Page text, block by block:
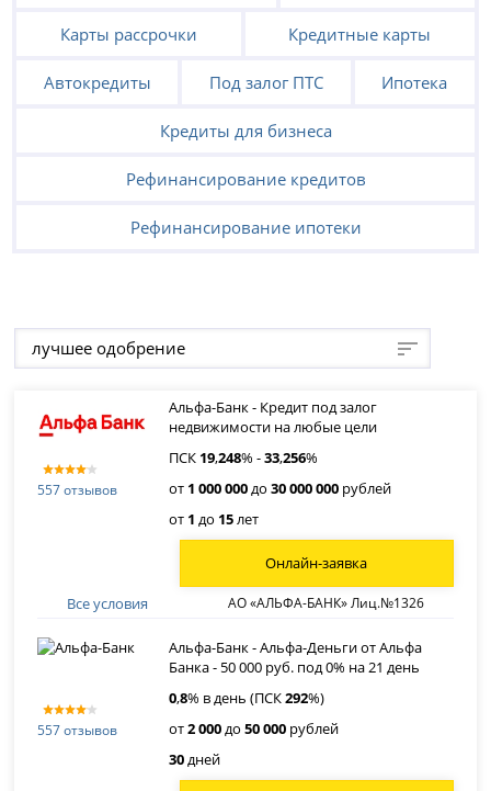
Карты рассрочки Кредитные карты
Автокредиты Под залог ПТС Ипотека
Кредиты для бизнеса
Рефинансирование кредитов
Рефинансирование ипотеки
лучшее одобрение
557 отзывов
Альфа-Банк - Кредит под залог
недвижимости на любые цели
ПСК 19,248% -33,256%
от 1 000 000до30 000 000 рублей
от 1 до 15лет
Все условия АО «АЛЬФА-БАНК» Лиц.№1326
Онлайн-заявка
557 отзывов
Альфа-Банк - Альфа-Деньги от Альфа
Банка - 50 000 руб. под 0% на 21 день
0,8% в день (ПСК292%)
от2 000до50 000 рублей
30дней